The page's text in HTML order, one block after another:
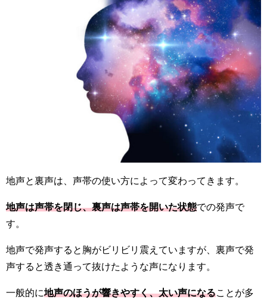
地声と裏声は、声帯の使い方によって変わってきます。
地声は声帯を閉じ、裏声は声帯を開いた状態での発声で
す。
地声で発声すると胸がビリビリ震えていますが、裏声で発
声すると透き通って抜けたような声になります。
一般的に地声のほうが響きやすく、太い声になる ことが多